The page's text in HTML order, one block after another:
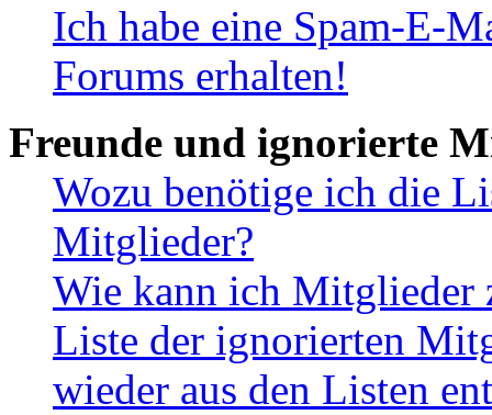
Ich habe eine Spam-E-
Forums erhalten!
Freunde und ignorierte
Wozu benötige ich die
Mitglieder?
Wie kann ich Mitglieder
Liste der ignorierten
wieder aus den Listen